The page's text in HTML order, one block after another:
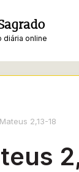
diária online
Mateus 2,13-18